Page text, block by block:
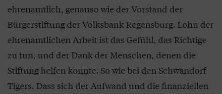
ehrenamtlich, genauso wie der Vorstand der
Bürgerstiftung der Volksbank Regensburg. Lohn der
ehrenamtlichen Arbeit ist das Gefühl, das Richtige
zu tun, und der Dank der Menschen, denen die
Stiftung helfen konnte. So wie bei den Schwandorf
Tigers. Dass sich der Aufwand und die finanziellen